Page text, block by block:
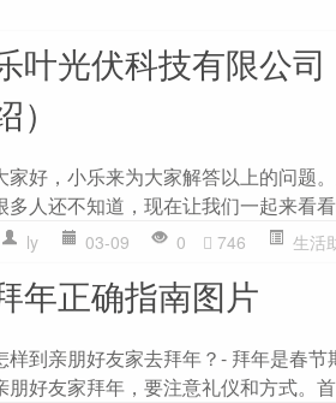
叶光伏科技有限公
）
家好，小乐来为大家解答以上的问题
多人还不知道，现在让我们一起来看
ly 03-09 0 746 生活
年正确指南图片
样到亲朋好友家去拜年？- 拜年是春
朋好友家拜年，要注意礼仪和方式。